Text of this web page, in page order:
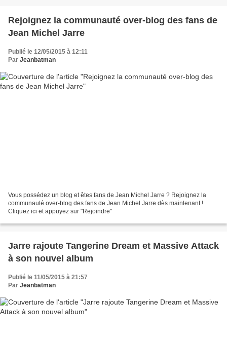
Rejoignez la communauté over-blog des fans de
Jean Michel Jarre
Publié le 12/05/2015 à 12:11
Par Jeanbatman
Vous possédez un blog et êtes fans de Jean Michel Jarre ? Rejoignez la
communauté over-blog des fans de Jean Michel Jarre dès maintenant !
Cliquez ici et appuyez sur "Rejoindre"
Jarre rajoute Tangerine Dream et Massive Attack
à son nouvel album
Publié le 11/05/2015 à 21:57
Par Jeanbatman